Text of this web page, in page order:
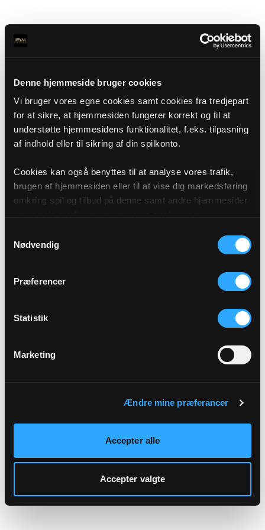
Denne hjemmeside bruger cookies
Vi bruger vores egne cookies samt cookies fra tredjepart
for at sikre, at hjemmesiden fungerer korrekt og til at
understøtte hjemmesidens funktionalitet, f.eks. tilpasning
af indhold eller til sikring af din spilkonto.
Cookies kan også benyttes til at analyse vores trafik,
brugen af hjemmesiden eller til at vise dig markedsføring
omkring spil og tilbud på denne samt andre hjemmesider
af cookies under "Detaljer" eller ved at klikke videre til
vores Cookiepolitik, som du finder i bunden af vores
Nødvendig
Præferencer
Statistik
Marketing
Ændre mine præferancer
Accepter alle
Accepter valgte